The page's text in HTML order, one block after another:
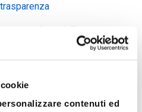
contenuti ed
prevenzione della
e della